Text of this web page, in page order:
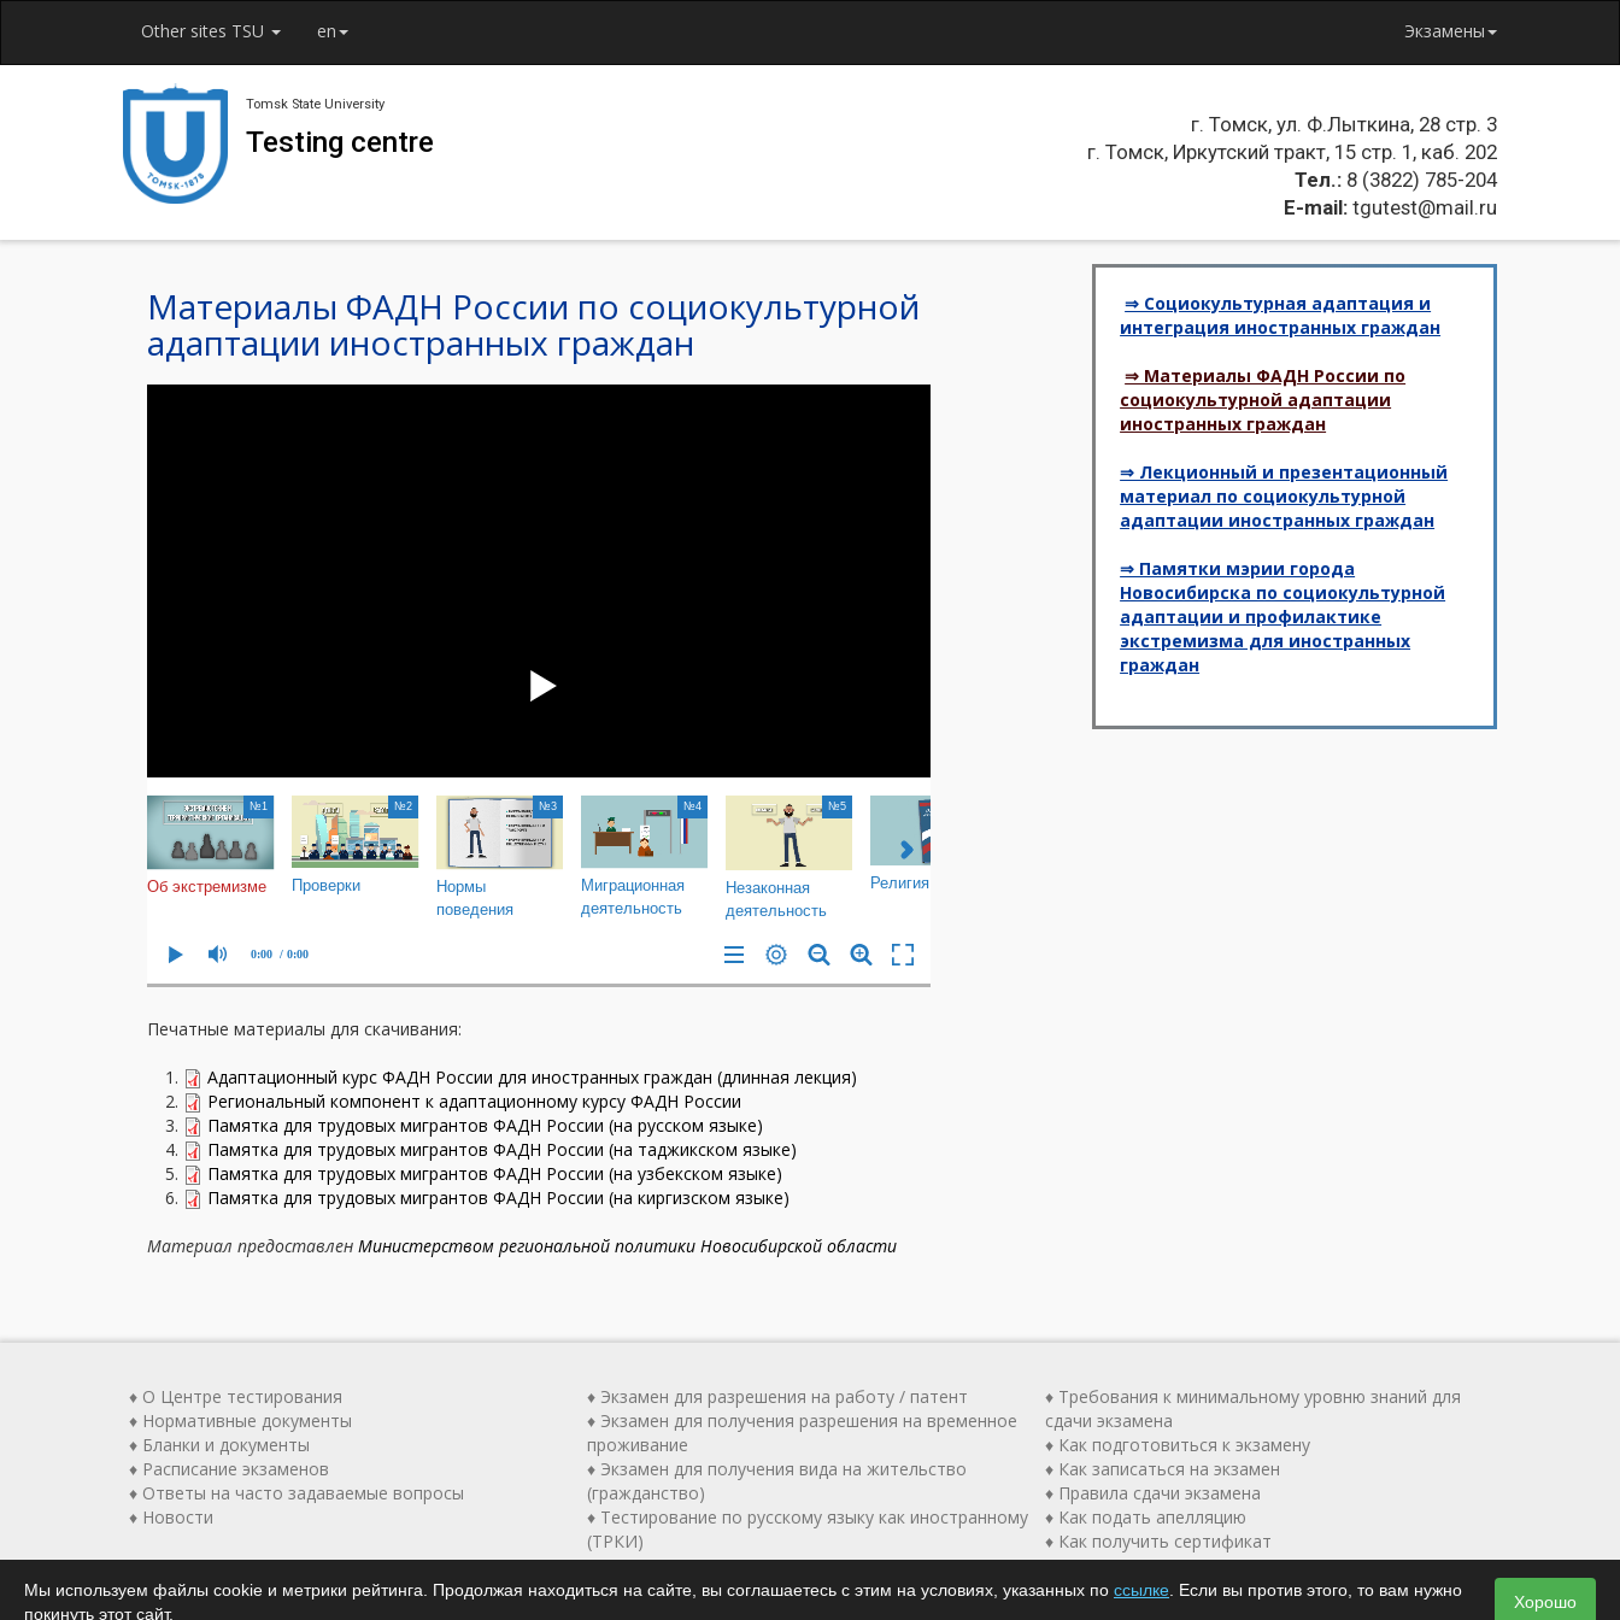
Other sites TSU en Экзамены
Tomsk State University
Testing centre
г. Томск, ул. Ф.Лыткина, 28 стр. 3
г. Томск, Иркутский тракт, 15 стр. 1, каб. 202
Тел.: 8 (3822) 785-204
E-mail: tgutest@mail.ru
Материалы ФАДН России по социокультурной
адаптации иностранных граждан
Печатные материалы для скачивания:
Адаптационный курс ФАДН России для иностранных граждан (длинная лекция)
Региональный компонент к адаптационному курсу ФАДН России
Памятка для трудовых мигрантов ФАДН России (на русском языке)
Памятка для трудовых мигрантов ФАДН России (на таджикском языке)
Памятка для трудовых мигрантов ФАДН России (на узбекском языке)
Памятка для трудовых мигрантов ФАДН России (на киргизском языке)
Материал предоставлен Министерством региональной политики Новосибирской области
⇒ Социокультурная адаптация и
интеграция иностранных граждан
⇒ Материалы ФАДН России по
социокультурной адаптации
иностранных граждан
⇒ Лекционный и презентационный
материал по социокультурной
адаптации иностранных граждан
⇒ Памятки мэрии города
Новосибирска по социокультурной
адаптации и профилактике
экстремизма для иностранных
граждан
♦ О Центре тестирования
♦ Нормативные документы
♦ Бланки и документы
♦ Расписание экзаменов
♦ Ответы на часто задаваемые вопросы
♦ Новости
♦ Экзамен для разрешения на работу / патент
♦ Экзамен для получения разрешения на временное
проживание
♦ Экзамен для получения вида на жительство
(гражданство)
♦ Тестирование по русскому языку как иностранному
(ТРКИ)
♦ Требования к минимальному уровню знаний для
сдачи экзамена
♦ Как подготовиться к экзамену
♦ Как записаться на экзамен
♦ Правила сдачи экзамена
♦ Как подать апелляцию
♦ Как получить сертификат
© Центр тестирования по русскому языку как иностранному, 2024
Мы используем файлы cookie и метрики рейтинга. Продолжая находиться на сайте, вы соглашаетесь с этим на условиях, указанных по ссылке . Если вы против этого, то вам нужно
покинуть этот сайт.
Хорошо